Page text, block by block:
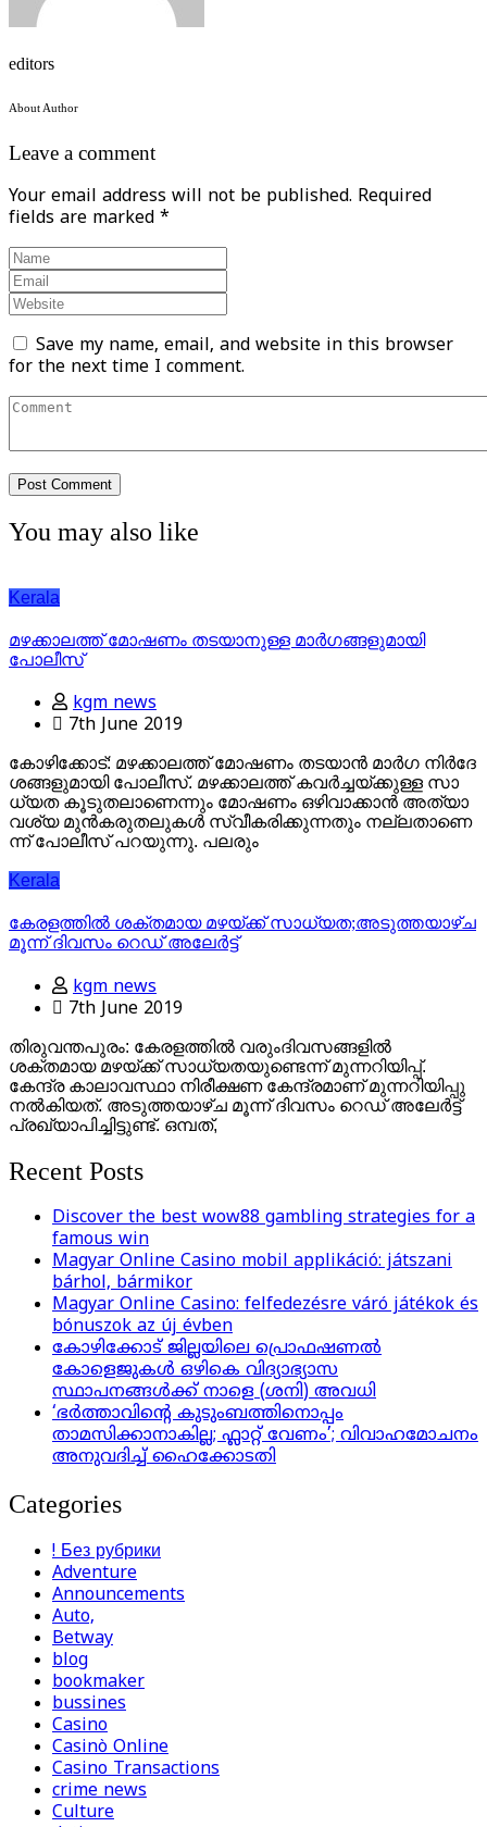
editors
About Author
Leave a comment
Your email address will not be published. Required
fields are marked *
Save my name, email, and website in this browser
for the next time I comment.
You may also like
Kerala
മഴക്കാലത്ത് മോഷണം തടയാനുള്ള മാര്‍ഗങ്ങളുമായി
പോലീസ്‌
kgm news
7th June 2019
കോ​ഴി​ക്കോ​ട്: മ​ഴ​ക്കാ​ല​ത്ത് മോ​ഷ​ണം ത​ട​യാ​ന്‍ മാ​ര്‍​ഗ നി​ര്‍​ദേ​
ശ​ങ്ങ​ളു​മാ​യി​ പോ​ലീ​സ്. മ​ഴ​ക്കാ​ല​ത്ത് ക​വ​ര്‍​ച്ച​യ്ക്കു​ള്ള സാ​
ധ്യ​ത കൂ​ടു​ത​ലാ​ണെ​ന്നും മോ​ഷ​ണം ഒ​ഴി​വാ​ക്കാ​ന്‍ അ​ത്യാ​
വ​ശ്യ മു​ന്‍​ക​രു​ത​ലു​ക​ള്‍ സ്വീ​ക​രി​ക്കു​ന്ന​തും ന​ല്ല​താ​ണെ​
ന്ന് പോ​ലീ​സ് പ​റ​യു​ന്നു. പ​ല​രും
Kerala
കേരളത്തില്‍ ശക്തമായ മഴയ്ക്ക് സാധ്യത;അടുത്തയാഴ്ച
മൂന്ന് ദിവസം റെഡ് അലേര്‍ട്ട്
kgm news
7th June 2019
തിരുവന്തപുരം: കേരളത്തില്‍ വരുംദിവസങ്ങളില്‍
ശക്തമായ മഴയ്ക്ക് സാധ്യതയുണ്ടെന്ന് മുന്നറിയിപ്പ്.
കേന്ദ്ര കാലാവസ്ഥാ നിരീക്ഷണ കേന്ദ്രമാണ് മുന്നറിയിപ്പു
നല്‍കിയത്. അടുത്തയാഴ്ച മൂന്ന് ദിവസം റെഡ് അലേര്‍ട്ട്
പ്രഖ്യാപിച്ചിട്ടുണ്ട്. ഒമ്പത്,
Recent Posts
Discover the best wow88 gambling strategies for a
famous win
Magyar Online Casino mobil applikáció: játszani
bárhol, bármikor
Magyar Online Casino: felfedezésre váró játékok és
bónuszok az új évben
കോഴിക്കോട് ജില്ലയിലെ പ്രൊഫഷണൽ
കോളെജുകൾ ഒഴികെ വിദ്യാഭ്യാസ
സ്ഥാപനങ്ങൾക്ക് നാളെ (ശനി) അവധി
‘ഭർത്താവിന്റെ കുടുംബത്തിനൊപ്പം
താമസിക്കാനാകില്ല; ഫ്ലാറ്റ് വേണം’; വിവാഹമോചനം
അനുവദിച്ച് ഹൈക്കോടതി
Categories
! Без рубрики
Adventure
Announcements
Auto,
Betway
blog
bookmaker
bussines
Casino
Casinò Online
Casino Transactions
crime news
Culture